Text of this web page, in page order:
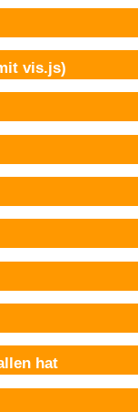
vis.js)
hat